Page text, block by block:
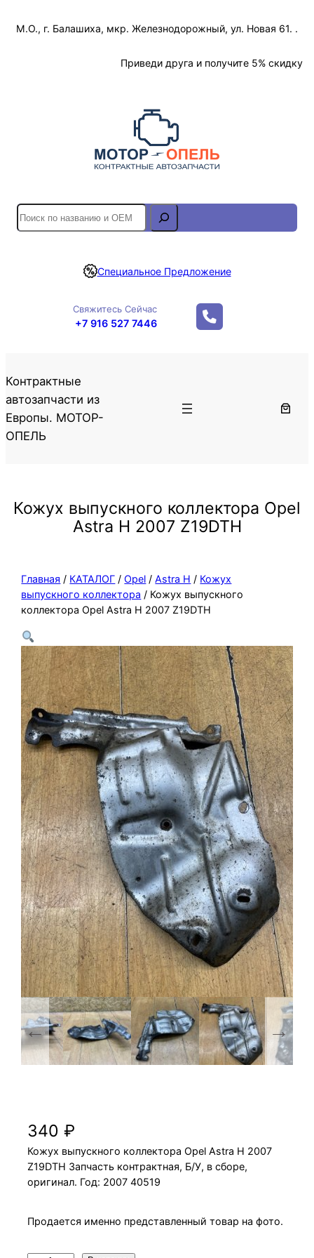
М.О., г. Балашиха, мкр. Железнодорожный, ул. Новая 61. .
Приведи друга и получите 5% скидку
S
e
r
Специальное Предложение
Свяжитесь Сейчас
+7 916 527 7446
Контрактные
автозапчасти из
Европы. МОТОР-
ОПЕЛЬ
Кожух выпускного коллектора Opel
Astra H 2007 Z19DTH
Главная / КАТАЛОГ /Opel /Astra H / Кожух
выпускного коллектора / Кожух выпускного
коллектора Opel Astra H 2007 Z19DTH
340₽
Кожух выпускного коллектора Opel Astra H 2007
Z19DTH Запчасть контрактная, Б/У, в сборе,
оригинал. Год: 2007 40519
Продается именно представленный товар на фото.